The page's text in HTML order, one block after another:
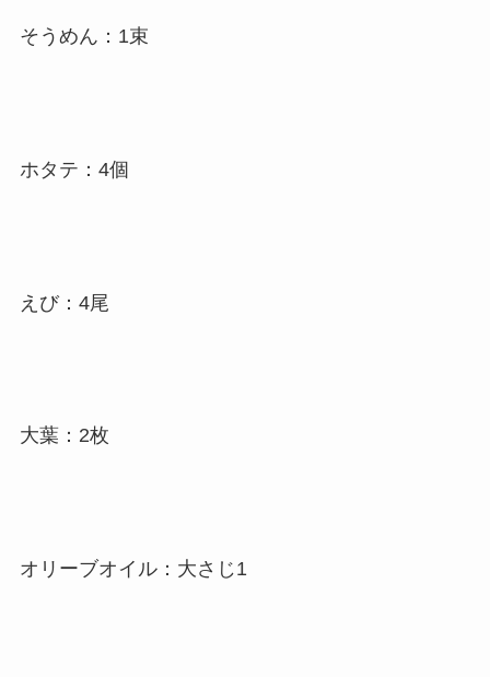
そうめん：1束
ホタテ：4個
えび：4尾
大葉：2枚
オリーブオイル：大さじ1